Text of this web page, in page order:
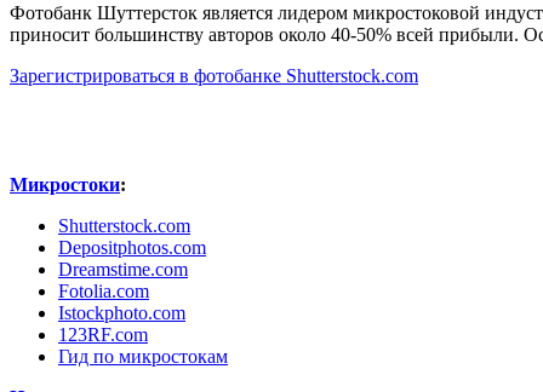
Фотобанк Шуттерсток является лидером микростоковой
приносит большинству авторов около 40-50% всей прибыли.
Зарегистрироваться в фотобанке Shutterstock.com
Микростоки:
Shutterstock.com
Depositphotos.com
Dreamstime.com
Fotolia.com
Istockphoto.com
123RF.com
Гид по микростокам